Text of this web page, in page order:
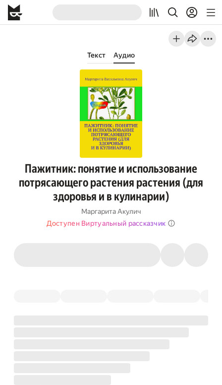
Текст Аудио
Пажитник: понятие и использование
потрясающего растения растения (для
здоровья и в кулинарии)
Маргарита Акулич
Доступен Виртуальный рассказчик